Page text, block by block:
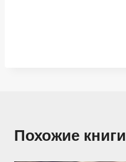
Похожие книги